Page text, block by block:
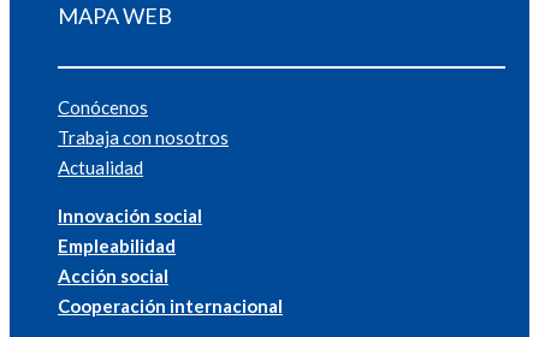
MAPA WEB
Conócenos
Trabaja con nosotros
Actualidad
Innovación social
Empleabilidad
Acción social
Cooperación internacional